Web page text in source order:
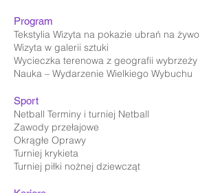
Program
Tekstylia Wizyta na pokazie ubrań na żywo
Wizyta w galerii sztuki
Wycieczka terenowa z geografii wybrzeży
Nauka – Wydarzenie Wielkiego Wybuchu
Sport
Netball Terminy i turniej Netball
Zawody przełajowe
Okrągłe Oprawy
Turniej krykieta
Turniej piłki nożnej dziewcząt